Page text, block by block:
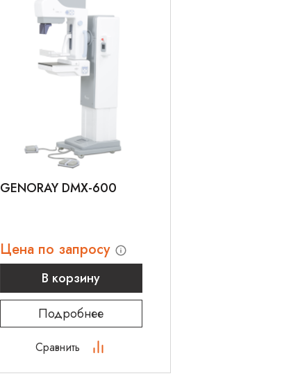
GENORAY DMX-600
Цена по запросу
В корзину
Подробнее
Сравнить